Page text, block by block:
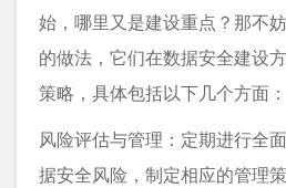
始，哪里又是建设重点？那不
的做法，它们在数据安全建设
策略，具体包括以下几个方面：
风险评估与管理：定期进行全
据安全风险，制定相应的管理策